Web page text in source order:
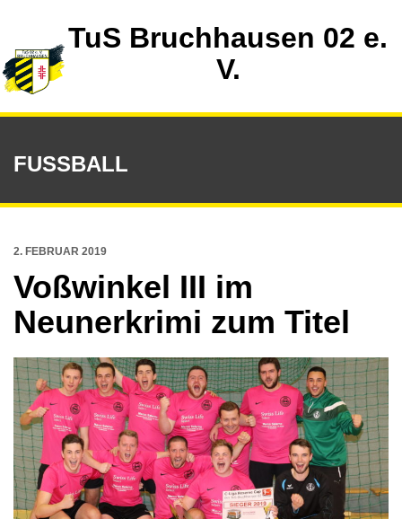
TuS Bruchhausen 02 e.
V.
FUSSBALL
2. FEBRUAR 2019
Voßwinkel III im
Neunerkrimi zum Titel